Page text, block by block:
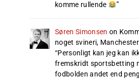
komme rullende
”
Søren Simonsen on
noget svineri,
“Personligt kan jeg kan
fremskridt sportsbetting
fodbolden andet end